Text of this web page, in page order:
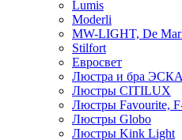
Lumis
Moderli
MW-LIGHT, De
Stilfort
Евросвет
Люстра и бра
Люстры CITILUX
Люстры Favourite,
Люстры Globo
Люстры Kink Light